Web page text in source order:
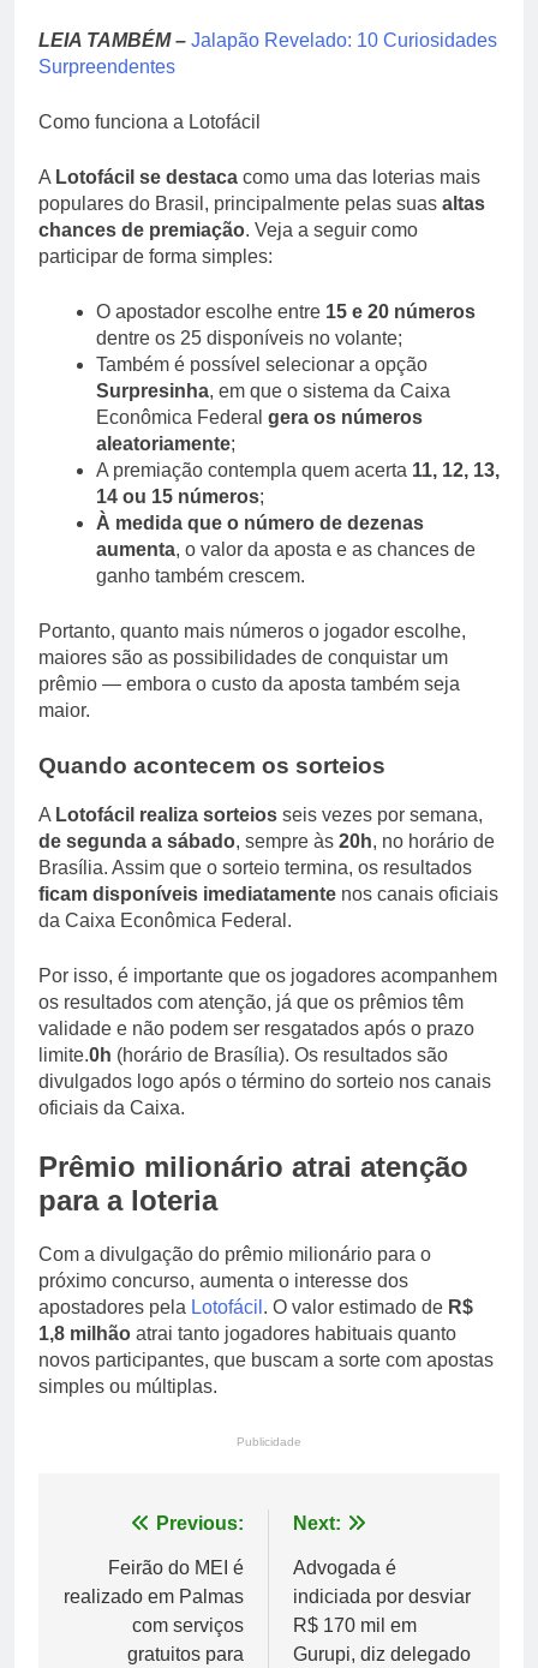
LEIA TAMBÉM – Jalapão Revelado: 10 Curiosidades
Surpreendentes
Como funciona a Lotofácil
A Lotofácil se destaca como uma das loterias mais
populares do Brasil, principalmente pelas suas altas
chances de premiação. Veja a seguir como
participar de forma simples:
O apostador escolhe entre 15 e 20 números
dentre os 25 disponíveis no volante;
Também é possível selecionar a opção
Surpresinha, em que o sistema da Caixa
Econômica Federal gera os números
aleatoriamente;
A premiação contempla quem acerta 11, 12, 13,
14 ou 15 números;
À medida que o número de dezenas
aumenta, o valor da aposta e as chances de
ganho também crescem.
Portanto, quanto mais números o jogador escolhe,
maiores são as possibilidades de conquistar um
prêmio — embora o custo da aposta também seja
maior.
Quando acontecem os sorteios
A Lotofácil realiza sorteios seis vezes por semana,
de segunda a sábado, sempre às 20h, no horário de
Brasília. Assim que o sorteio termina, os resultados
ficam disponíveis imediatamente nos canais oficiais
da Caixa Econômica Federal.
Por isso, é importante que os jogadores acompanhem
os resultados com atenção, já que os prêmios têm
validade e não podem ser resgatados após o prazo
limite.0h (horário de Brasília). Os resultados são
divulgados logo após o término do sorteio nos canais
oficiais da Caixa.
Prêmio milionário atrai atenção
para a loteria
Com a divulgação do prêmio milionário para o
próximo concurso, aumenta o interesse dos
apostadores pela Lotofácil . O valor estimado de R$
1,8 milhão atrai tanto jogadores habituais quanto
novos participantes, que buscam a sorte com apostas
simples ou múltiplas.
Publicidade
Navegação
Previous:
Feirão do MEI é
realizado em Palmas
com serviços
gratuitos para
Next:
Advogada é
indiciada por desviar
R$ 170 mil em
Gurupi, diz delegado